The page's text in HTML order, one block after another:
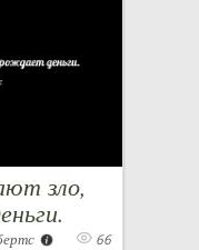
зло,
66